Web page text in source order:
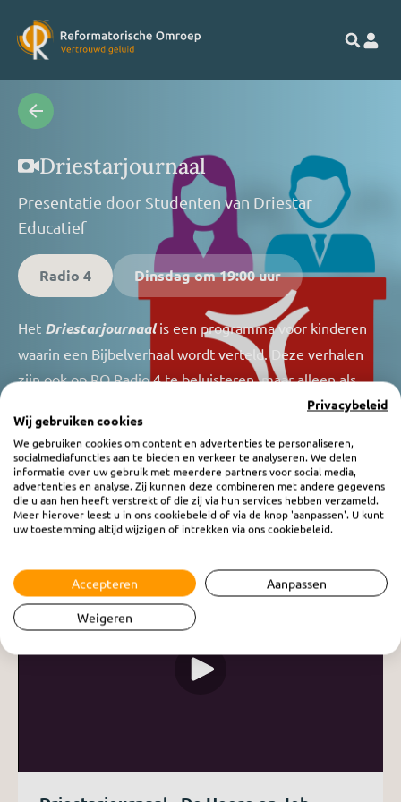
Driestarjournaal
Presentatie door Studenten van Driestar
Educatief
Radio 4 Dinsdagom 19:00 uur
Het Driestarjournaalis een programma voor kinderen
waarin een Bijbelverhaal wordt verteld. Deze verhalen
zijn ook op RO Radio 4 te beluisteren ,maar alleen als
Privacybeleid
Wij gebruiken cookies
We gebruiken cookies om content en advertenties te personaliseren,
socialmediafuncties aan te bieden en verkeer te analyseren. We delen
informatie over uw gebruik met meerdere partners voor social media,
advertenties en analyse. Zij kunnen deze combineren met andere gegevens
die u aan hen heeft verstrekt of die zij via hun services hebben verzameld.
Meer hierover leest u in ons cookiebeleid of via de knop 'aanpassen'. U kunt
uw toestemming altijd wijzigen of intrekken via ons cookiebeleid.
Accepteren Aanpassen
Weigeren